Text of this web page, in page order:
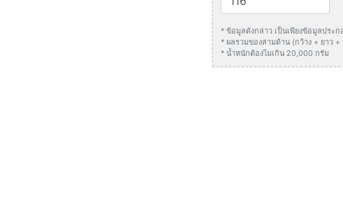
* ข้อมูลดังกล่าว เป็นเพียงข้อมูลประ
* ผลรวมของสามด้าน (กว้าง + ยาว +
* น้ำหนักต้องไมเกิน 20,000 กรัม